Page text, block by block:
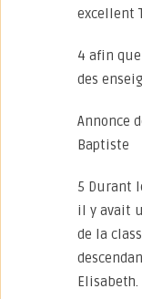
excellent
4 afin
des
Annonce
Baptiste
5 Durant
il y avait
de la
Elisabeth.